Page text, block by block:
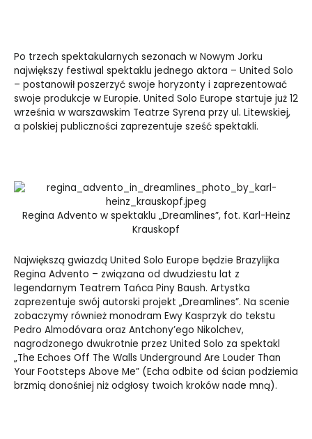
Po trzech spektakularnych sezonach w Nowym Jorku
największy festiwal spektaklu jednego aktora – United Solo
– postanowił poszerzyć swoje horyzonty i zaprezentować
swoje produkcje w Europie. United Solo Europe startuje już 12
września w warszawskim Teatrze Syrena przy ul. Litewskiej,
a polskiej publiczności zaprezentuje sześć spektakli.
Regina Advento w spektaklu „Dreamlines”, fot. Karl-Heinz
Krauskopf
Największą gwiazdą United Solo Europe będzie Brazylijka
Regina Advento – związana od dwudziestu lat z
legendarnym Teatrem Tańca Piny Baush. Artystka
zaprezentuje swój autorski projekt „Dreamlines”. Na scenie
zobaczymy również monodram Ewy Kasprzyk do tekstu
Pedro Almodóvara oraz Antchony’ego Nikolchev,
nagrodzonego dwukrotnie przez United Solo za spektakl
„The Echoes Off The Walls Underground Are Louder Than
Your Footsteps Above Me” (Echa odbite od ścian podziemia
brzmią donośniej niż odgłosy twoich kroków nade mną).